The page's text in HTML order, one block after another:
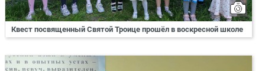
Квест посвященный Святой Троице прошёл в воскресной школе